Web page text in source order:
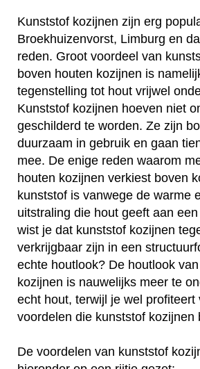
Kunststof kozijnen zijn erg
Broekhuizenvorst, Limburg en
reden. Groot voordeel van
boven houten kozijnen is
tegenstelling tot hout vrijwel
Kunststof kozijnen hoeven niet
geschilderd te worden. Ze zijn
duurzaam in gebruik en gaan
mee. De enige reden waarom
houten kozijnen verkiest boven
kunststof is vanwege de warme
uitstraling die hout geeft aan
wist je dat kunststof kozijnen
verkrijgbaar zijn in een
echte houtlook? De houtlook
kozijnen is nauwelijks meer te
echt hout, terwijl je wel profiteert
voordelen die kunststof kozijnen
De voordelen van kunststof